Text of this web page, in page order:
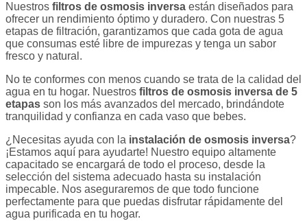
Nuestros filtros de osmosis inversa están diseñados para
ofrecer un rendimiento óptimo y duradero. Con nuestras 5
etapas de filtración, garantizamos que cada gota de agua
que consumas esté libre de impurezas y tenga un sabor
fresco y natural.
No te conformes con menos cuando se trata de la calidad del
agua en tu hogar. Nuestros filtros de osmosis inversa de 5
etapas son los más avanzados del mercado, brindándote
tranquilidad y confianza en cada vaso que bebes.
¿Necesitas ayuda con la instalación de osmosis inversa?
¡Estamos aquí para ayudarte! Nuestro equipo altamente
capacitado se encargará de todo el proceso, desde la
selección del sistema adecuado hasta su instalación
impecable. Nos aseguraremos de que todo funcione
perfectamente para que puedas disfrutar rápidamente del
agua purificada en tu hogar.